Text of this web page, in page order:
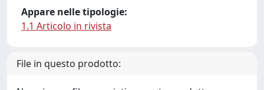
Appare nelle tipologie:
1.1 Articolo in rivista
File in questo prodotto: